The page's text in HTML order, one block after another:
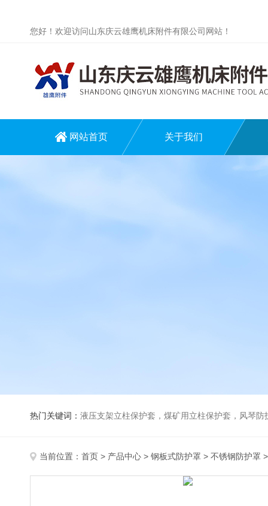
您好！欢迎访问山东庆云雄鹰机床附件有限公司网站！
网站首页 关于我们
热门关键词： 液压支架立柱保护套，煤矿用立柱保护套，风琴
当前位置： 首页 > 产品中心 > 钢板式防护罩 > 不锈钢防护罩